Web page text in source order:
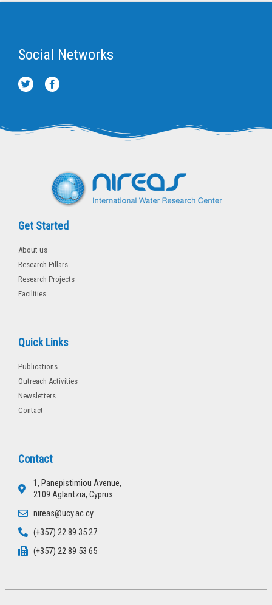
Social Networks
T
w
r
F
a
o
Get Started
About us
Research Pillars
Research Projects
Facilities
Quick Links
Publications
Outreach Activities
Newsletters
Contact
Contact
1, Panepistimiou Avenue,
2109 Aglantzia, Cyprus
nireas@ucy.ac.cy
(+357) 22 89 35 27
(+357) 22 89 53 65